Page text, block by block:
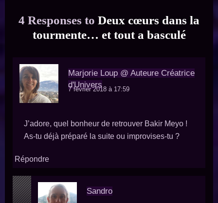
4 Responses to Deux cœurs dans la
tourmente… et tout a basculé
Marjorie Loup @ Auteure Créatrice
d'Univers
7 février 2018 à 17:59
J’adore, quel bonheur de retrouver Bakir Meyo !
As-tu déjà préparé la suite ou improvises-tu ?
Répondre
Sandro